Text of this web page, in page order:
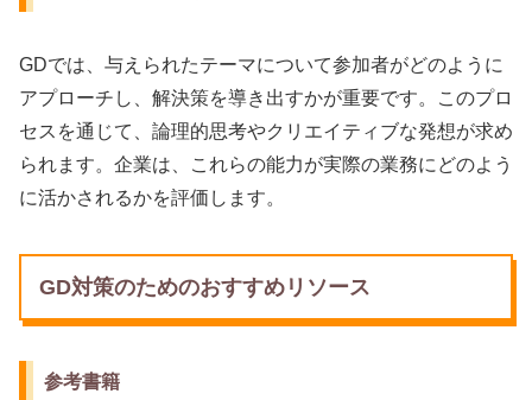
GDでは、与えられたテーマについて参加者がどのように
アプローチし、解決策を導き出すかが重要です。このプロ
セスを通じて、論理的思考やクリエイティブな発想が求め
られます。企業は、これらの能力が実際の業務にどのよう
に活かされるかを評価します。
GD対策のためのおすすめリソース
参考書籍